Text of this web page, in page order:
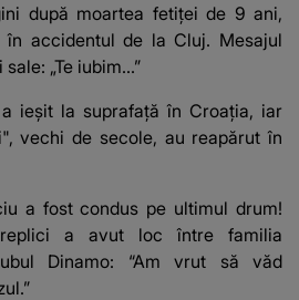
după moartea fetiței de 9 ani,
accidentul de la Cluj. Mesajul
„Te iubim…”
ieșit la suprafață în Croația, iar
vechi de secole, au reapărut în
a fost condus pe ultimul drum!
a avut loc între familia
Dinamo: “Am vrut să văd